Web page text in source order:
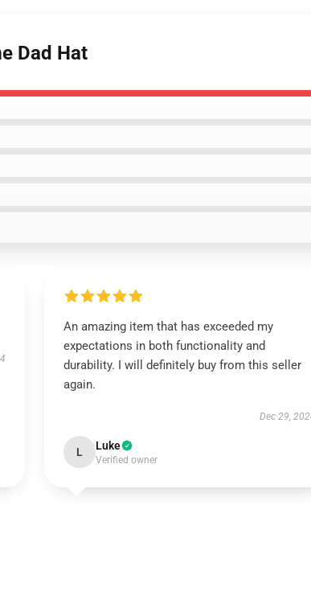
Dad Hat
An amazing item that has exceeded my
expectations in both functionality and
durability. I will definitely buy from this seller
again.
Dec 29,
L Luke
Verified owner